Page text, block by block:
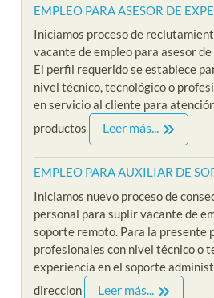
EMPLEO PARA ASESOR DE
Iniciamos proceso de
vacante de empleo para asesor
El perfil requerido se establece
nivel técnico, tecnológico o
en servicio al cliente para
productos
Leer más...
EMPLEO PARA AUXILIAR DE
Iniciamos nuevo proceso de
personal para suplir vacante de
soporte remoto. Para la presente
profesionales con nivel técnico o
experiencia en el soporte
direccion
Leer más...